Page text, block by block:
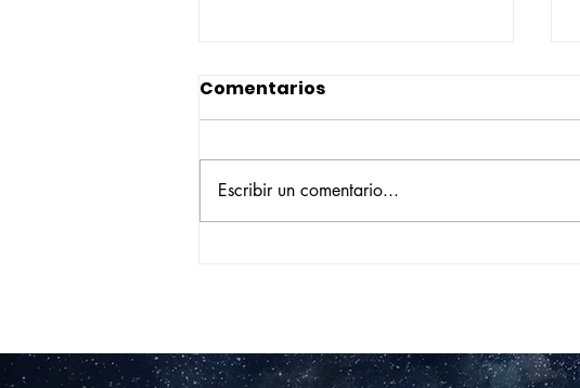
Comentarios
Escribir un comentario...